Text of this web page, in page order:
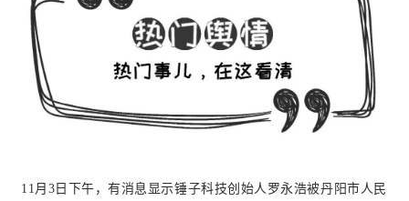
11月3日下午，有消息显示锤子科技创始人罗永浩被丹阳市人民